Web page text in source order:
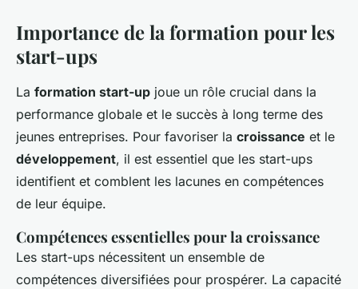
Importance de la formation pour les
start-ups
La formation start-up joue un rôle crucial dans la
performance globale et le succès à long terme des
jeunes entreprises. Pour favoriser la croissance et le
développement, il est essentiel que les start-ups
identifient et comblent les lacunes en compétences
de leur équipe.
Compétences essentielles pour la croissance
Les start-ups nécessitent un ensemble de
compétences diversifiées pour prospérer. La capacité